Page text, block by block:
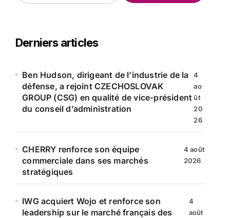
r
c
e
Derniers articles
Ben Hudson, dirigeant de l’industrie de la
défense, a rejoint CZECHOSLOVAK
GROUP (CSG) en qualité de vice-président
du conseil d’administration
4
ao
ût
20
26
CHERRY renforce son équipe
commerciale dans ses marchés
stratégiques
4 août
2026
IWG acquiert Wojo et renforce son
leadership sur le marché français des
4
août